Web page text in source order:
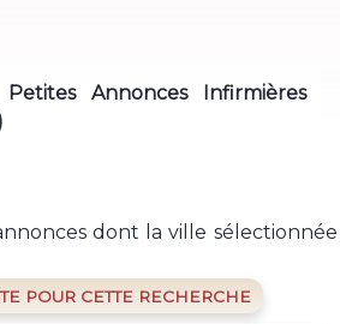
Annonces Infirmières
dont la ville sélectionnée
POUR CETTE RECHERCHE